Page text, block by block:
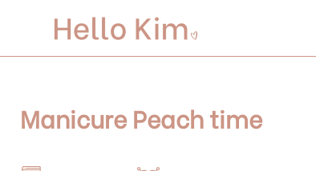
Manicure Peach time